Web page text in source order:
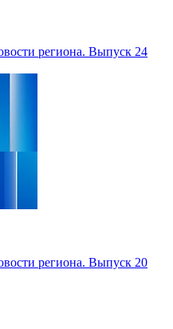
региона. Выпуск 24
региона. Выпуск 20